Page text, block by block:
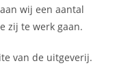
wij een aantal
zij te werk gaan.
van de uitgeverij.